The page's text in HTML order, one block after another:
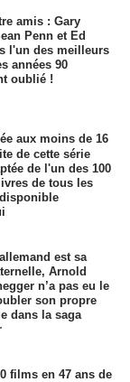
amis : Gary
Penn et Ed
l'un des meilleurs
années 90
oublié !
aux moins de 16
de cette série
de l'un des 100
de tous les
est sa
Arnold
n’a pas eu le
son propre
dans la saga
films en 47 ans de